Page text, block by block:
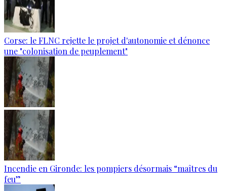
Corse: le FLNC rejette le projet d'autonomie et dénonce
une "colonisation de peuplement"
Incendie en Gironde: les pompiers désormais “maîtres du
feu”